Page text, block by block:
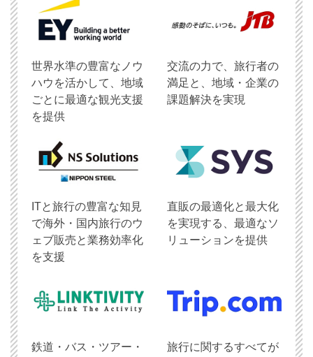
世界水準の豊富なノウ
ハウを活かして、地域
ごとに最適な観光支援
を提供
交流の力で、旅行者の
満足と、地域・企業の
課題解決を実現
ITと旅行の豊富な知見
で海外・国内旅行のウ
ェブ販売と業務効率化
を支援
直販の最適化と最大化
を実現する、最適なソ
リューションを提供
鉄道・バス・ツアー・
旅行に関するすべてが